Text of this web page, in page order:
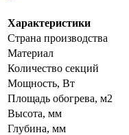
Характеристики
Страна производства
Материал
Количество секций
Мощность, Вт
Площадь обогрева, м2
Высота, мм
Глубина, мм